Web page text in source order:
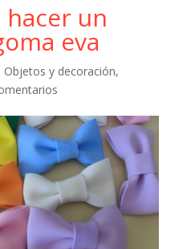
un
eva
Objetos y decoración,